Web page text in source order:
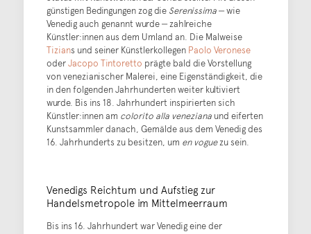
günstigen Bedingungen zog die Serenissima‒ wie
Venedig auch genannt wurde ‒ zahlreiche
Künstler:innen aus dem Umland an. Die Malweise
Tizians und seiner Künstlerkollegen Paolo Veronese
oderJacopo Tintoretto prägte bald die Vorstellung
von venezianischer Malerei, eine Eigenständigkeit, die
in den folgenden Jahrhunderten weiter kultiviert
wurde. Bis ins 18. Jahrhundert inspirierten sich
Künstler:innen am colorito alla venezianaund eiferten
Kunstsammler danach, Gemälde aus dem Venedig des
16. Jahrhunderts zu besitzen, um en voguezu sein.
Venedigs Reichtum und Aufstieg zur
Handelsmetropole im Mittelmeerraum
Bis ins 16. Jahrhundert war Venedig eine der